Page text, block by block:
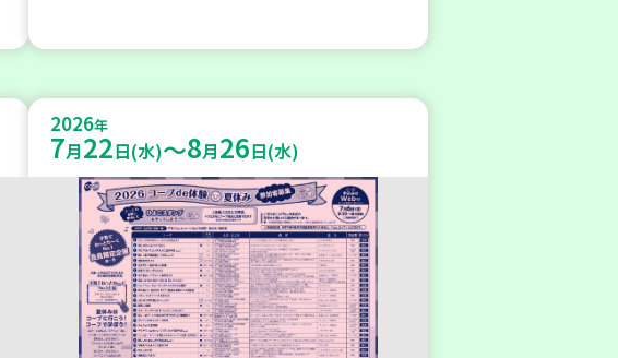
2026年
7月22日(水)～8月26日(水)